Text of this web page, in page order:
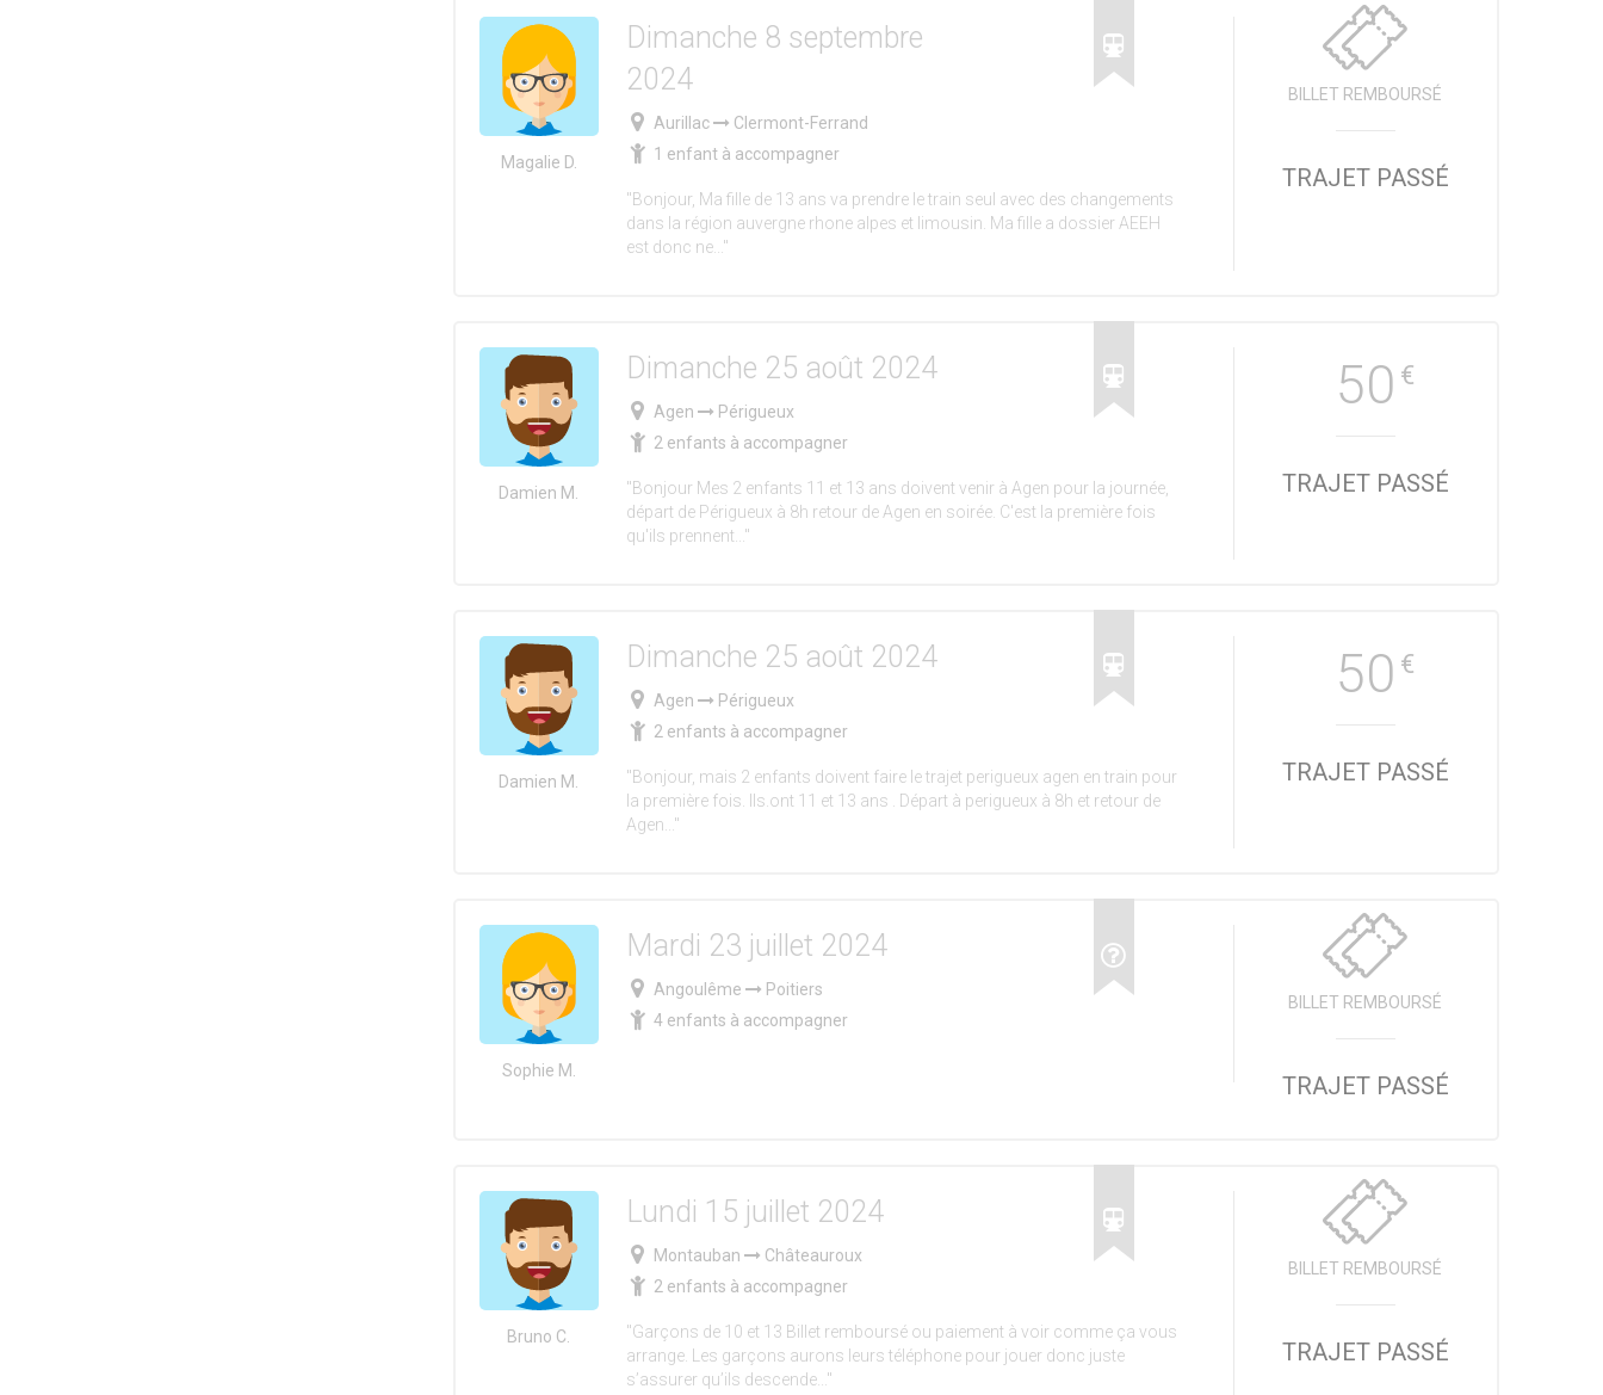
Magalie D.
Dimanche 8 septembre
2024
Aurillac
Clermont-Ferrand
1 enfant à accompagner
"Bonjour, Ma fille de 13 ans va prendre le train seul avec des changements
dans la région auvergne rhone alpes et limousin. Ma fille a dossier AEEH
est donc ne..."
BILLET REMBOURSÉ
TRAJET PASSÉ
Damien M.
Dimanche 25 août 2024
Agen
Périgueux
2 enfants à accompagner
"Bonjour Mes 2 enfants 11 et 13 ans doivent venir à Agen pour la journée,
départ de Périgueux à 8h retour de Agen en soirée. C'est la première fois
qu'ils prennent..."
50 €
TRAJET PASSÉ
Damien M.
Dimanche 25 août 2024
Agen
Périgueux
2 enfants à accompagner
"Bonjour, mais 2 enfants doivent faire le trajet perigueux agen en train pour
la première fois. Ils.ont 11 et 13 ans . Départ à perigueux à 8h et retour de
Agen..."
50 €
TRAJET PASSÉ
Sophie M.
Mardi 23 juillet 2024
Angoulême
Poitiers
4 enfants à accompagner
BILLET REMBOURSÉ
TRAJET PASSÉ
Bruno C.
Lundi 15 juillet 2024
Montauban
Châteauroux
2 enfants à accompagner
"Garçons de 10 et 13 Billet remboursé ou paiement à voir comme ça vous
arrange. Les garçons aurons leurs téléphone pour jouer donc juste
s’assurer qu’ils descende..."
BILLET REMBOURSÉ
TRAJET PASSÉ